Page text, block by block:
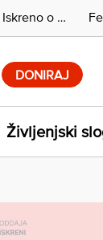
DONIRAJ
Življenjski
Iskreno o …